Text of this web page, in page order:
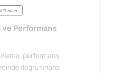
Theater
Performans
performans
doğru finans